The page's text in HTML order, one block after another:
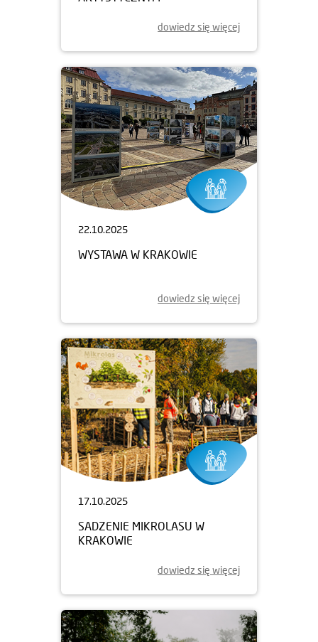
dowiedz się więcej
22.10.2025
WYSTAWA W KRAKOWIE
dowiedz się więcej
17.10.2025
SADZENIE MIKROLASU W
KRAKOWIE
dowiedz się więcej